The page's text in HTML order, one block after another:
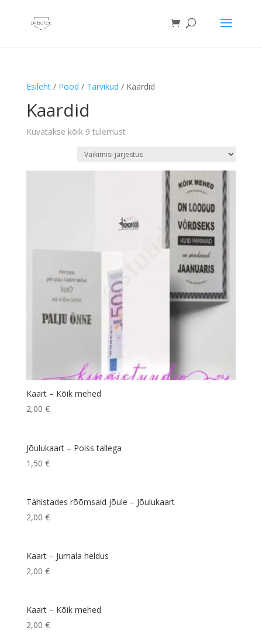
Esileht/ Pood / Tarvikud / Kaardid
Kaardid
Kuvatakse kõik 9 tulemust
Kaart – Kõik mehed
2,00 €
Jõulukaart – Poiss tallega
1,50 €
Tähistades rõõmsaid jõule – Jõulukaart
2,00 €
Kaart – Jumala heldus
2,00 €
Kaart – Kõik mehed
2,00 €